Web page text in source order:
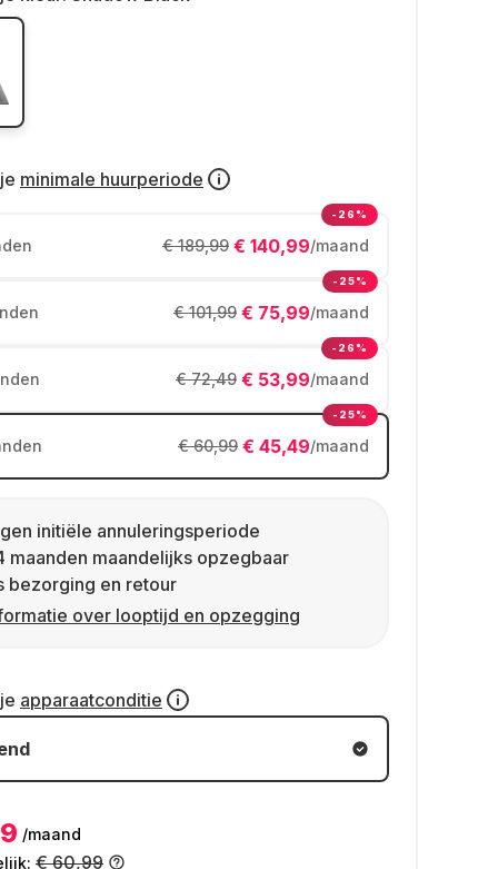
minimale huurperiode
€ 140,99/maand
€ 189,99
-26%
€ 75,99/maand
€ 101,99
-25%
€ 53,99/maand
€ 72,49
-26%
€ 45,49/maand
€ 60,99
-25%
initiële annuleringsperiode
maanden maandelijks opzegbaar
bezorging en retour
over looptijd en opzegging
apparaatconditie
/maand
€ 60,99